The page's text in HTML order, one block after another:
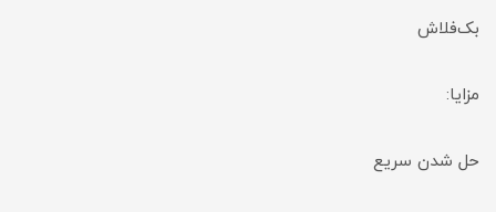
بک‌فلاش
مزایا:
حل شدن سریع